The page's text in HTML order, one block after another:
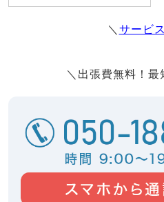
＼ サービ
＼出張費無料！最